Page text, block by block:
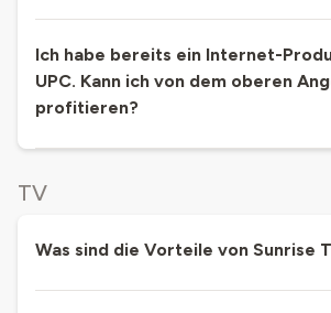
Ich habe bereits ein Internet-
UPC. Kann ich von dem oberen
profitieren?
TV
Was sind die Vorteile von Sunrise